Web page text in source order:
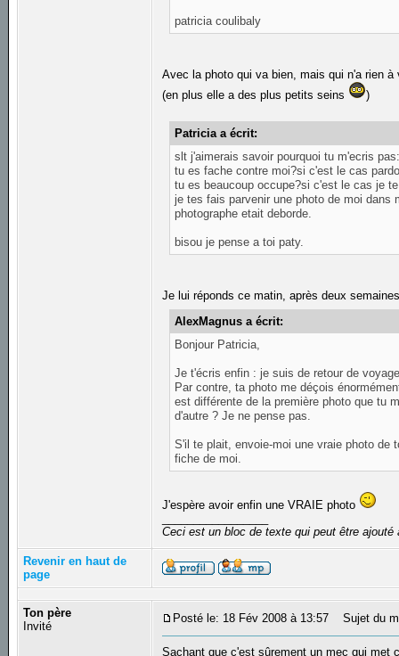
patricia coulibaly
Avec la photo qui va bien, mais qui n'a rien
(en plus elle a des plus petits seins
)
Patricia a écrit:
slt j'aimerais savoir pourquoi tu m'ecris
tu es fache contre moi?si c'est le cas
tu es beaucoup occupe?si c'est le cas je
je tes fais parvenir une photo de moi dans
photographe etait deborde.
bisou je pense a toi paty.
Je lui réponds ce matin, après deux
AlexMagnus a écrit:
Bonjour Patricia,
Je t'écris enfin : je suis de retour de
Par contre, ta photo me déçois
est différente de la première photo que tu
d'autre ? Je ne pense pas.
S'il te plait, envoie-moi une vraie photo de
fiche de moi.
J'espère avoir enfin une VRAIE photo
Ceci est un bloc de texte qui peut être
Revenir en haut de
page
Ton père
Invité
Posté le: 18 Fév 2008 à 13:57 Sujet du
Sachant que c'est sûrement un mec qui met